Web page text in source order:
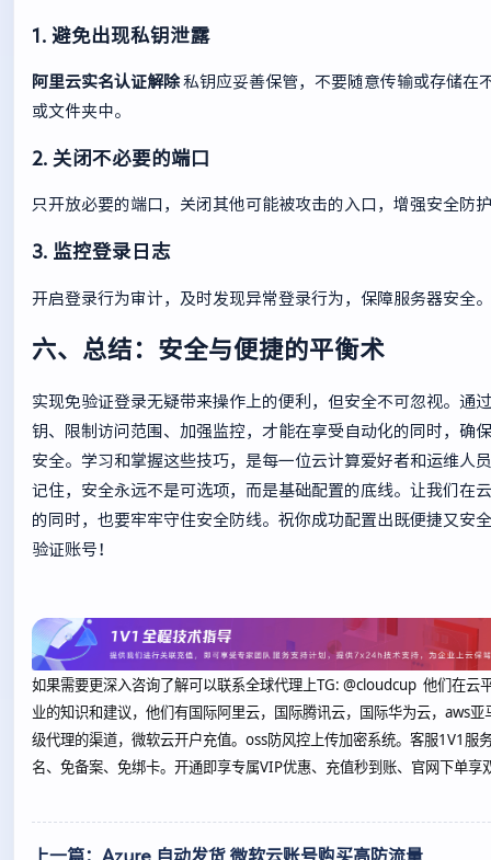
1. 避免出现私钥泄露
阿里云实名认证解除私钥应妥善保管，不要随意传输或存储在
或文件夹中。
2. 关闭不必要的端口
只开放必要的端口，关闭其他可能被攻击的入口，增强安全防
3. 监控登录日志
开启登录行为审计，及时发现异常登录行为，保障服务器安全。
六、总结：安全与便捷的平衡术
实现免验证登录无疑带来操作上的便利，但安全不可忽视。通
钥、限制访问范围、加强监控，才能在享受自动化的同时，确
安全。学习和掌握这些技巧，是每一位云计算爱好者和运维人
记住，安全永远不是可选项，而是基础配置的底线。让我们在
的同时，也要牢牢守住安全防线。祝你成功配置出既便捷又安
验证账号！
如果需要更深入咨询了解可以联系全球代理上TG: @cloudcup 他们在云
业的知识和建议，他们有国际阿里云，国际腾讯云，国际华为云，aws亚
级代理的渠道，微软云开户充值。oss防风控上传加密系统。客服1V1服
名、免备案、免绑卡。开通即享专属VIP优惠、充值秒到账、官网下单享
上一篇：Azure 自动发货 微软云账号购买高防流量